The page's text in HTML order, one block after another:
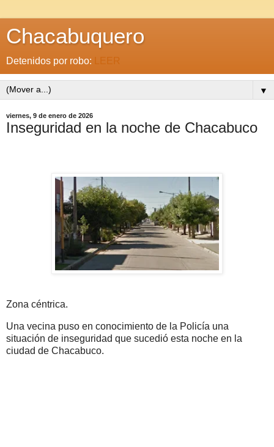
Chacabuquero
Detenidos por robo: LEER
▼
viernes, 9 de enero de 2026
Inseguridad en la noche de Chacabuco
Zona céntrica.
Una vecina puso en conocimiento de la Policía una
situación de inseguridad que sucedió esta noche en la
ciudad de Chacabuco.